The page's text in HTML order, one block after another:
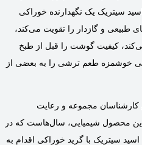
سیتریک یک نگهدارنده خوراکی
طبیعی و گازدار را تقویت می‌کند،
کیفیت گوشت را قبل از طبخ
خوشمزه طعم ترشی را به بعضی از
کارشناسان مجموعه و رعایت
محصول شیمیایی، سال‌هاست که در
سیتریک با گرید خوراکی اقدام به